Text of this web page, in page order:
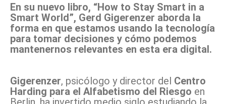
En su nuevo libro, “How to Stay Smart in a
Smart World”, Gerd Gigerenzer aborda la
forma en que estamos usando la tecnología
para tomar decisiones y cómo podemos
mantenernos relevantes en esta era digital.
Gigerenzer, psicólogo y director del Centro
Harding para el Alfabetismo del Riesgo en